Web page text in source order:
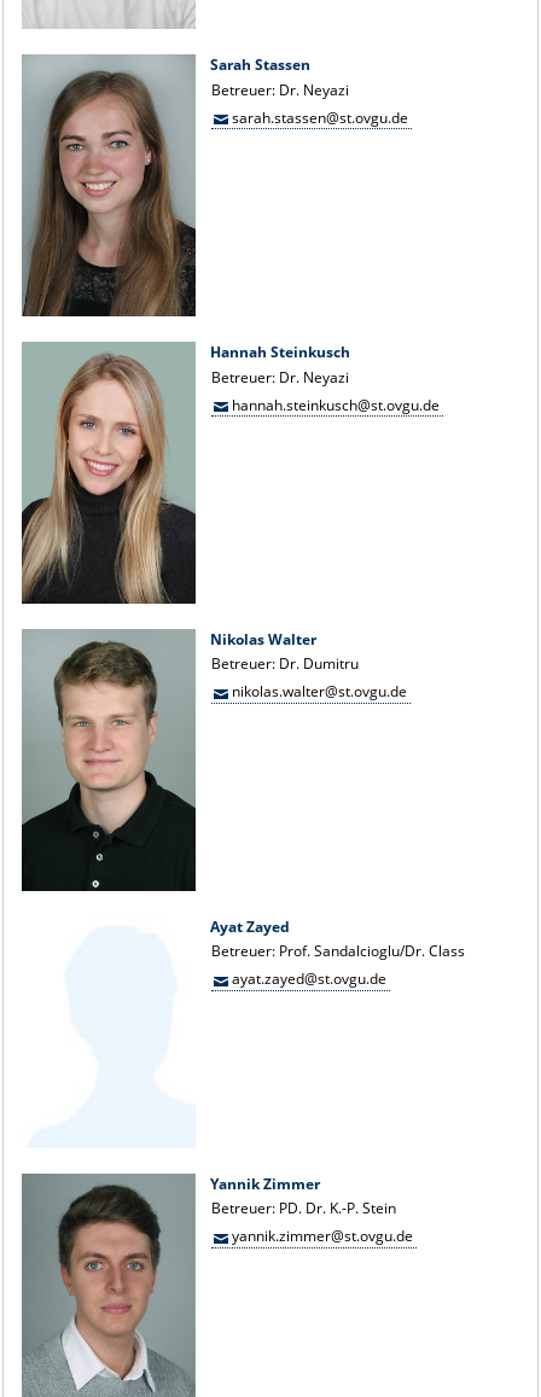
Sarah Stassen
Betreuer: Dr. Neyazi
sarah.stassen@st.ovgu.de
Hannah Steinkusch
Betreuer: Dr. Neyazi
hannah.steinkusch@st.ovgu.de
Nikolas Walter
Betreuer: Dr. Dumitru
nikolas.walter@st.ovgu.de
Ayat Zayed
Betreuer: Prof. Sandalcioglu/Dr. Class
ayat.zayed@st.ovgu.de
Yannik Zimmer
Betreuer: PD. Dr. K.-P. Stein
yannik.zimmer@st.ovgu.de